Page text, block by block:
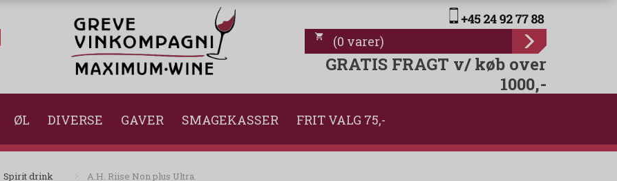
(0 varer)
GRATIS FRAGT v/ køb over
1000,-
ØL DIVERSE GAVER SMAGEKASSER FRIT VALG 75,-
Spirit drink A.H. Riise Non plus Ultra.